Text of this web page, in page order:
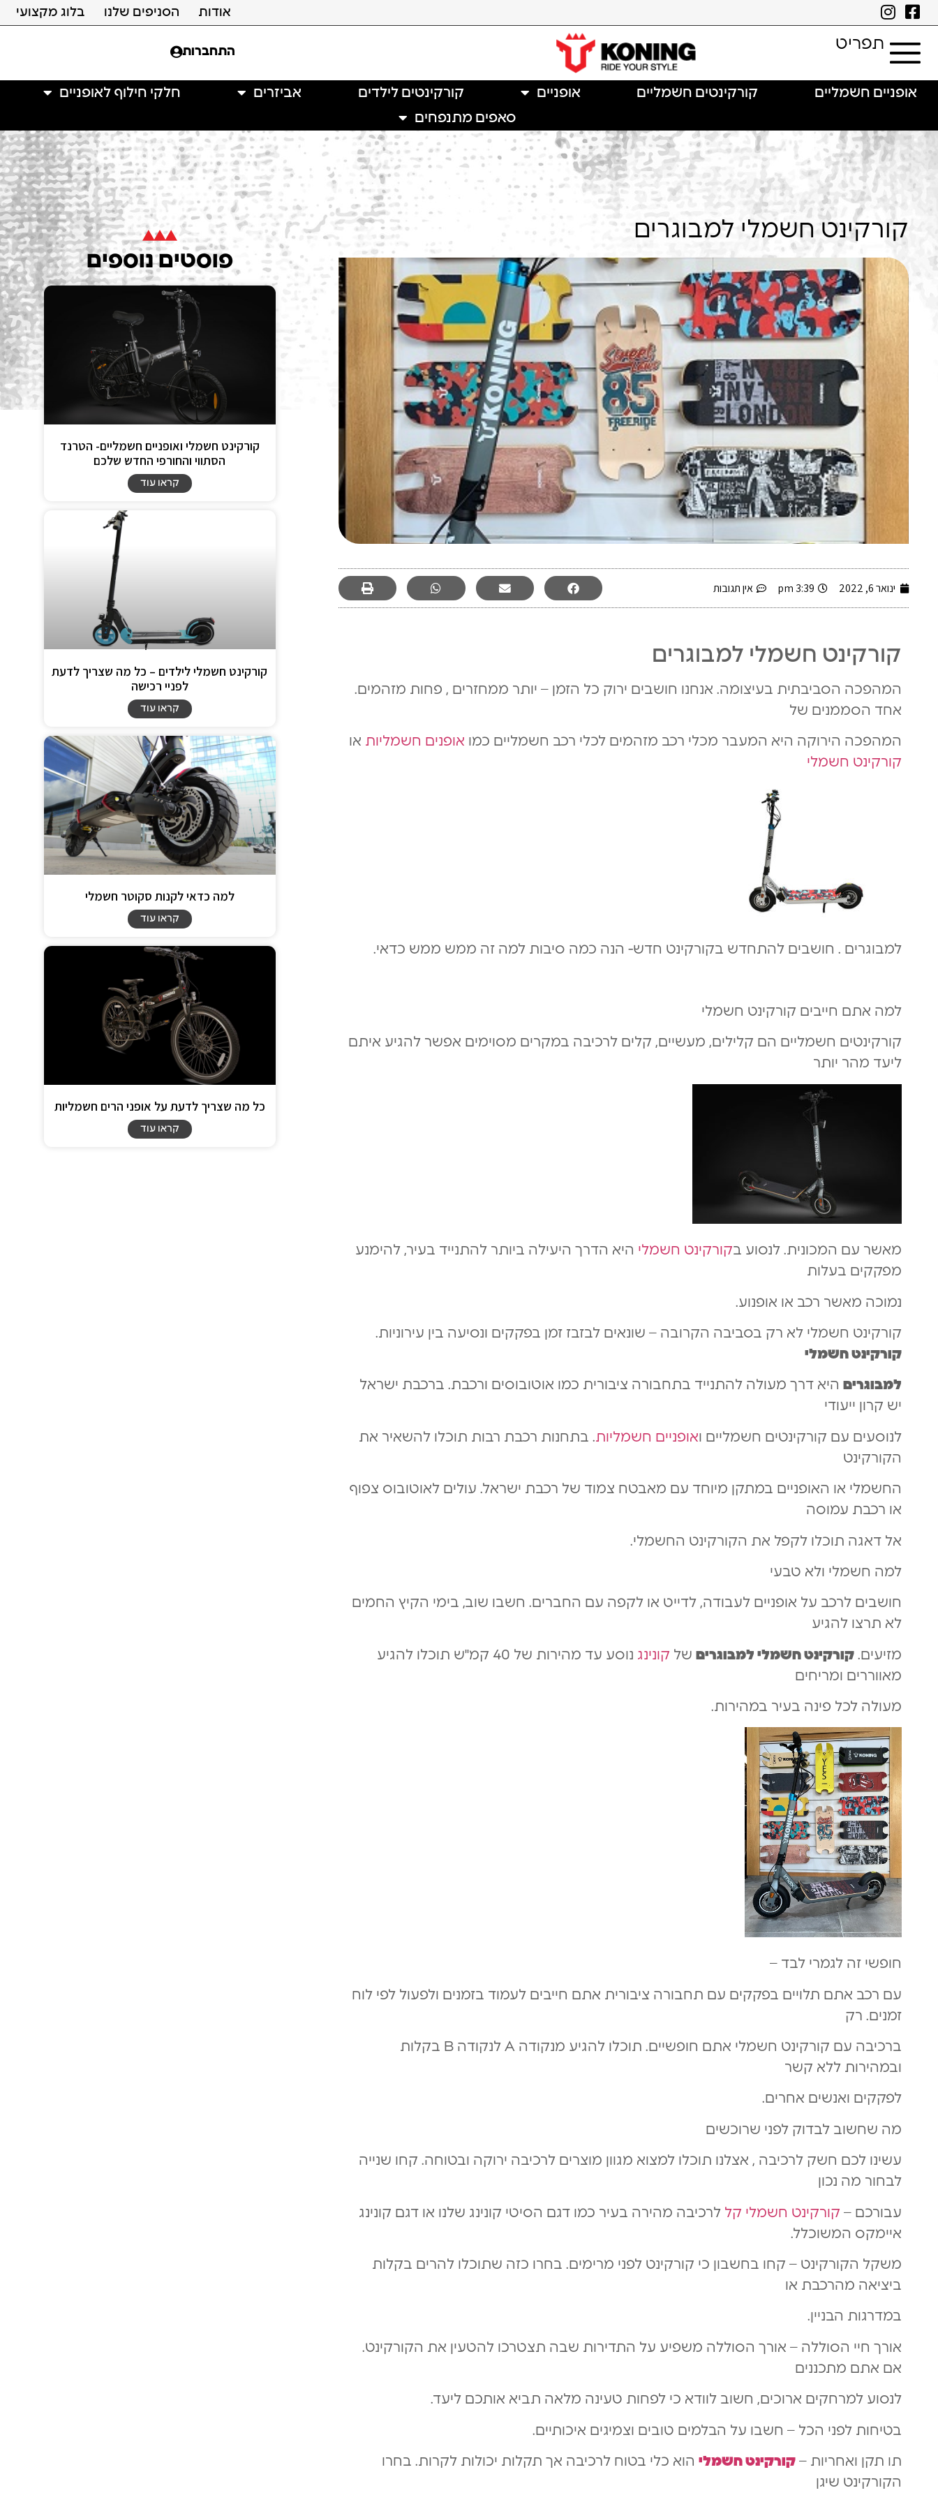
אודות הסניפים שלנו בלוג מקצועי
תפריט התחברות
אופניים חשמליים קורקינטים חשמליים אופניים קורקינטים לילדים אביזרים
חלקי חילוף לאופניים
סאפים מתנפחים
קורקינט חשמלי למבוגרים
ינואר 6, 2022 3:39 pm אין תגובות
קורקינט חשמלי למבוגרים
המהפכה הסביבתית בעיצומה. אנחנו חושבים ירוק כל הזמן – יותר ממחזרים , פחות מזהמים.
אחד הסממנים של
המהפכה הירוקה היא המעבר מכלי רכב מזהמים לכלי רכב חשמליים כמו אופנים חשמליות או
קורקינט חשמלי
למבוגרים . חושבים להתחדש בקורקינט חדש- הנה כמה סיבות למה זה ממש ממש כדאי.
למה אתם חייבים קורקינט חשמלי
קורקינטים חשמליים הם קלילים, מעשיים, קלים לרכיבה במקרים מסוימים אפשר להגיע איתם
ליעד מהר יותר
מאשר עם המכונית. לנסוע בקורקינט חשמלי היא הדרך היעילה ביותר להתנייד בעיר, להימנע
מפקקים בעלות
נמוכה מאשר רכב או אופנוע.
קורקינט חשמלי לא רק בסביבה הקרובה – שונאים לבזבז זמן בפקקים ונסיעה בין עירוניות.
קורקינט חשמלי
למבוגרים היא דרך מעולה להתנייד בתחבורה ציבורית כמו אוטובוסים ורכבת. ברכבת ישראל
יש קרון ייעודי
לנוסעים עם קורקינטים חשמליים ואופניים חשמליות. בתחנות רכבת רבות תוכלו להשאיר את
הקורקינט
החשמלי או האופניים במתקן מיוחד עם מאבטח צמוד של רכבת ישראל. עולים לאוטובוס צפוף
או רכבת עמוסה
אל דאגה תוכלו לקפל את הקורקינט החשמלי.
למה חשמלי ולא טבעי
חושבים לרכב על אופניים לעבודה, לדייט או לקפה עם החברים. חשבו שוב, בימי הקיץ החמים
לא תרצו להגיע
מזיעים. קורקינט חשמלי למבוגרים של קונינג
נוסע עד מהירות של 40 קמ"ש תוכלו להגיע
מאווררים ומריחים
מעולה לכל פינה בעיר במהירות.
חופשי זה לגמרי לבד –
עם רכב אתם תלויים בפקקים עם תחבורה ציבורית אתם חייבים לעמוד בזמנים ולפעול לפי לוח
זמנים. רק
ברכיבה עם קורקינט חשמלי אתם חופשיים. תוכלו להגיע מנקודה A לנקודה B בקלות
ובמהירות ללא קשר
לפקקים ואנשים אחרים.
מה שחשוב לבדוק לפני שרוכשים
עשינו לכם חשק לרכיבה , אצלנו תוכלו למצוא מגוון מוצרים לרכיבה ירוקה ובטוחה. קחו שנייה
לבחור מה נכון
עבורכם – קורקינט חשמלי קל לרכיבה מהירה בעיר כמו דגם הסיטי קונינג שלנו או דגם קונינג
איימקס המשוכלל.
משקל הקורקינט – קחו בחשבון כי קורקינט לפני מרימים. בחרו כזה שתוכלו להרים בקלות
ביציאה מהרכבת או
במדרגות הבניין.
אורך חיי הסוללה – אורך הסוללה משפיע על התדירות שבה תצטרכו להטעין את הקורקינט.
אם אתם מתכננים
לנסוע למרחקים ארוכים, חשוב לוודא כי לפחות טעינה מלאה תביא אותכם ליעד.
בטיחות לפני הכל – חשבו על הבלמים טובים וצמיגים איכותיים.
תו תקן ואחריות – קורקינט חשמלי הוא כלי בטוח לרכיבה אך תקלות יכולות לקרות. בחרו
הקורקינט שיגן
פוסטים נוספים
קורקינט חשמלי ואופניים חשמליים- הטרנד
הסתווי והחורפי החדש שלכם
קראו עוד
קורקינט חשמלי לילדים – כל מה שצריך לדעת
לפניי רכישה
קראו עוד
למה כדאי לקנות סקוטר חשמלי
קראו עוד
כל מה שצריך לדעת על אופני הרים חשמליות
קראו עוד